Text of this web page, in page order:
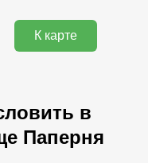
К карте
в
Паперня